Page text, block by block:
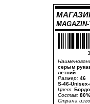
серым
летний
Размер: 46
S-46-
Цвет:
Состав:
Страна